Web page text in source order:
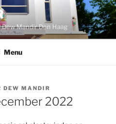
Mandir Den Haag
Menu
DEW MANDIR
2022